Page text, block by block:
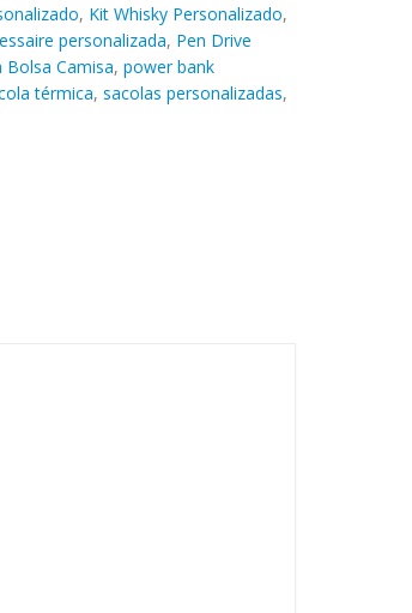
, Kit Whisky Personalizado,
personalizada, Pen Drive
Bolsa Camisa, power bank
térmica, sacolas personalizadas,